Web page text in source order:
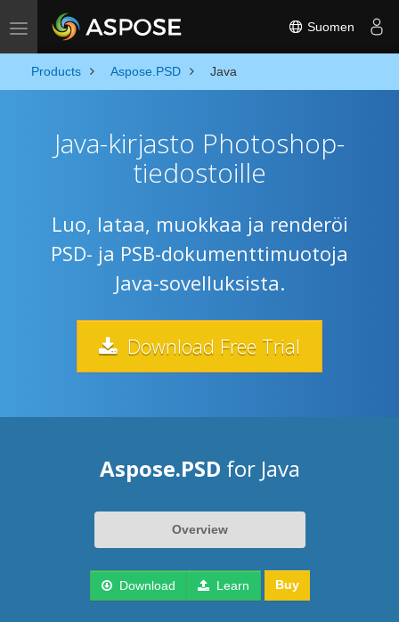
Toggle navigation Suomen
Products Aspose.PSD Java
Java-kirjasto Photoshop-
tiedostoille
Luo, lataa, muokkaa ja renderöi
PSD- ja PSB-dokumenttimuotoja
Java-sovelluksista.
Download Free Trial
Aspose.PSD for Java
Overview
Download Learn Buy